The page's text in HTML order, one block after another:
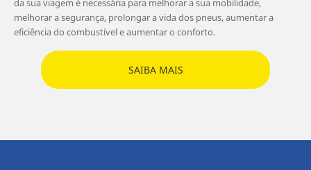
da sua viagem é necessária para melhorar a sua mobilidade,
melhorar a segurança, prolongar a vida dos pneus, aumentar a
eficiência do combustível e aumentar o conforto.
SAIBA MAIS